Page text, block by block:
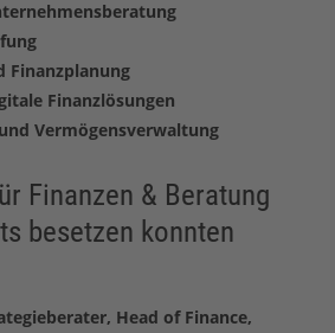
Finanzplanung
Finanzlösungen
Vermögensverwaltung
Finanzen & Beratung
besetzen konnten
Head of Finance,